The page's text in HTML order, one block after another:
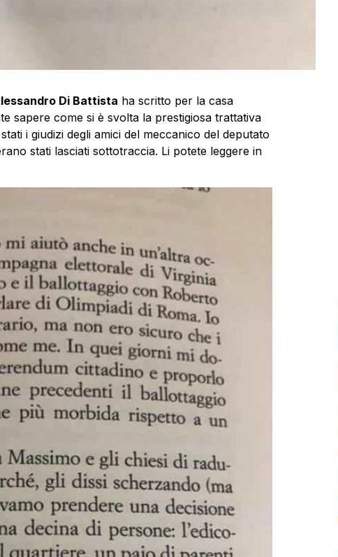
Di Battista ha scritto per la casa
sapere come si è svolta la prestigiosa trattativa
i giudizi degli amici del meccanico del deputato
stati lasciati sottotraccia. Li potete leggere in